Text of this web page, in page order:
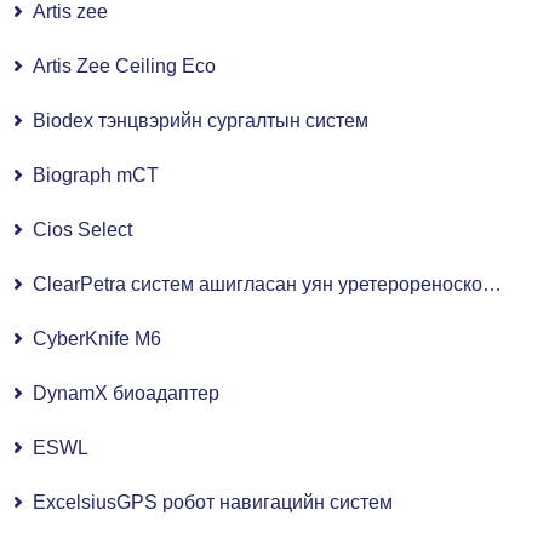
Artis zee
Artis Zee Ceiling Eco
Biodex тэнцвэрийн сургалтын систем
Biograph mCT
Cios Select
ClearPetra систем ашигласан уян уретерореноскопи (FURS)
CyberKnife M6
DynamX биоадаптер
ESWL
ExcelsiusGPS робот навигацийн систем